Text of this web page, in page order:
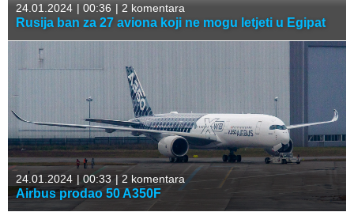
24.01.2024 | 00:36 | 2 komentara
Rusija ban za 27 aviona koji ne mogu letjeti u Egipat
24.01.2024 | 00:33 | 2 komentara
Airbus prodao 50 A350F